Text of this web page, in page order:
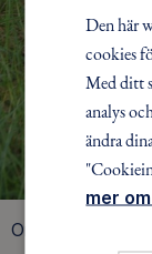
Orginalmulle från
Den här
cookies
Med ditt
analys
ändra
mer